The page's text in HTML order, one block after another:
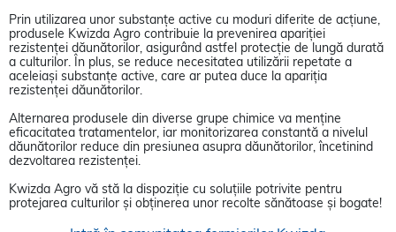
Prin utilizarea unor substanțe active cu moduri diferite de acțiune,
produsele Kwizda Agro contribuie la prevenirea apariției
rezistenței dăunătorilor, asigurând astfel protecție de lungă durată
a culturilor. În plus, se reduce necesitatea utilizării repetate a
aceleiași substanțe active, care ar putea duce la apariția
rezistenței dăunătorilor.
Alternarea produsele din diverse grupe chimice va menține
eficacitatea tratamentelor, iar monitorizarea constantă a nivelul
dăunătorilor reduce din presiunea asupra dăunătorilor, încetinind
dezvoltarea rezistenței.
Kwizda Agro vă stă la dispoziție cu soluțiile potrivite pentru
protejarea culturilor și obținerea unor recolte sănătoase și bogate!